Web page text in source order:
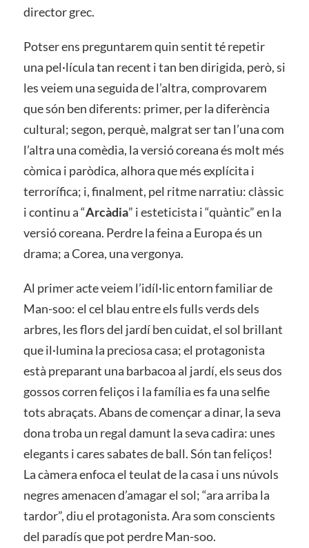
director grec.
Potser ens preguntarem quin sentit té repetir
una pel·lícula tan recent i tan ben dirigida, però, si
les veiem una seguida de l’altra, comprovarem
que són ben diferents: primer, per la diferència
cultural; segon, perquè, malgrat ser tan l’una com
l’altra una comèdia, la versió coreana és molt més
còmica i paròdica, alhora que més explícita i
terrorífica; i, finalment, pel ritme narratiu: clàssic
i continu a “Arcàdia” i esteticista i “quàntic” en la
versió coreana. Perdre la feina a Europa és un
drama; a Corea, una vergonya.
Al primer acte veiem l’idíl·lic entorn familiar de
Man-soo: el cel blau entre els fulls verds dels
arbres, les flors del jardí ben cuidat, el sol brillant
que il·lumina la preciosa casa; el protagonista
està preparant una barbacoa al jardí, els seus dos
gossos corren feliços i la família es fa una selfie
tots abraçats. Abans de començar a dinar, la seva
dona troba un regal damunt la seva cadira: unes
elegants i cares sabates de ball. Són tan feliços!
La càmera enfoca el teulat de la casa i uns núvols
negres amenacen d’amagar el sol; “ara arriba la
tardor”, diu el protagonista. Ara som conscients
del paradís que pot perdre Man-soo.